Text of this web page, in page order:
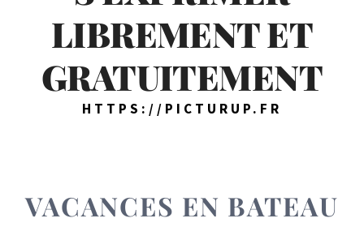
LIBREMENT ET
GRATUITEMENT
HTTPS://PICTURUP.FR
VACANCES EN BATEAU